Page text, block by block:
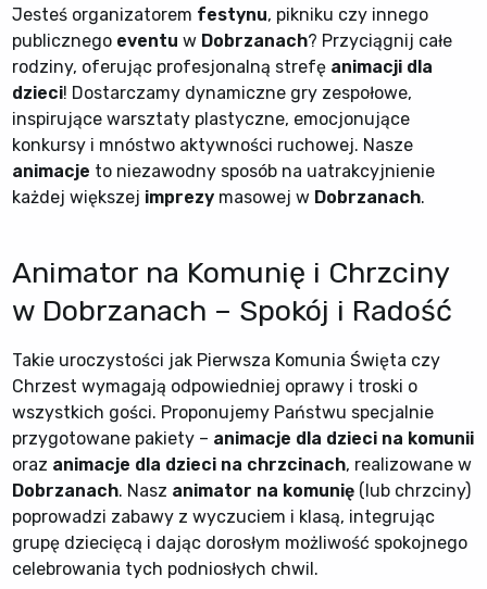
Jesteś organizatorem festynu, pikniku czy innego
publicznego eventu w Dobrzanach? Przyciągnij całe
rodziny, oferując profesjonalną strefę animacji dla
dzieci! Dostarczamy dynamiczne gry zespołowe,
inspirujące warsztaty plastyczne, emocjonujące
konkursy i mnóstwo aktywności ruchowej. Nasze
animacje to niezawodny sposób na uatrakcyjnienie
każdej większej imprezy masowej w Dobrzanach.
Animator na Komunię i Chrzciny
w Dobrzanach – Spokój i Radość
Takie uroczystości jak Pierwsza Komunia Święta czy
Chrzest wymagają odpowiedniej oprawy i troski o
wszystkich gości. Proponujemy Państwu specjalnie
przygotowane pakiety – animacje dla dzieci na komunii
oraz animacje dla dzieci na chrzcinach, realizowane w
Dobrzanach. Nasz animator na komunię (lub chrzciny)
poprowadzi zabawy z wyczuciem i klasą, integrując
grupę dziecięcą i dając dorosłym możliwość spokojnego
celebrowania tych podniosłych chwil.